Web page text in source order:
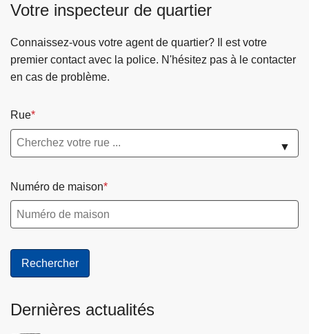
Votre inspecteur de quartier
Connaissez-vous votre agent de quartier? Il est votre
premier contact avec la police. N'hésitez pas à le contacter
en cas de problème.
Rue
▼
Numéro de maison
Dernières actualités